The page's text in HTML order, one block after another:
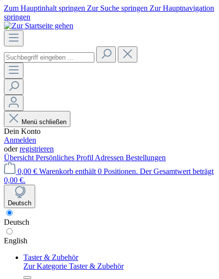
Zum Hauptinhalt springen Zur Suche springen Zur Hauptnavigation
springen
Menü schließen
Dein Konto
Anmelden
oderregistrieren
Übersicht Persönliches Profil Adressen Bestellungen
0,00 € Warenkorb enthält 0 Positionen. Der Gesamtwert beträgt
0,00 €.
Deutsch
Deutsch
English
Taster & Zubehör
Zur Kategorie Taster & Zubehör